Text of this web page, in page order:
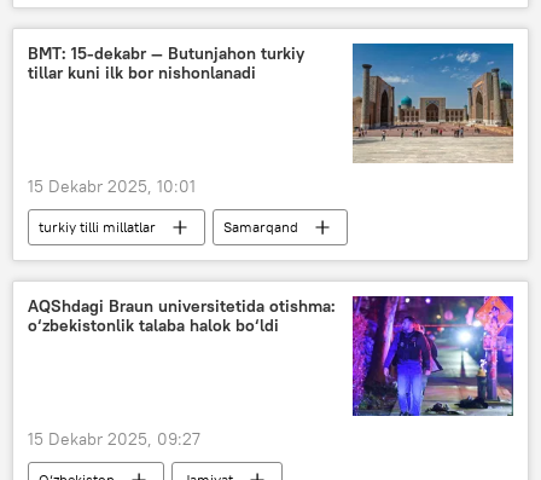
Shifokor
Sog‘liq
tibbiyot muassasi
shifoxona
Jamiyat
O‘zbekiston
BMT: 15-dekabr — Butunjahon turkiy
tillar kuni ilk bor nishonlanadi
15 Dekabr 2025, 10:01
turkiy tilli millatlar
Samarqand
YuNESKO
Sana
BMT
Madaniyat
AQShdagi Braun universitetida otishma:
o‘zbekistonlik talaba halok bo‘ldi
15 Dekabr 2025, 09:27